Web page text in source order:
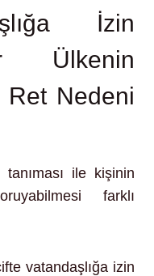
İzin
Ülkenin
Ret Nedeni
tanıması ile kişinin
farklı
vatandaşlığa izin